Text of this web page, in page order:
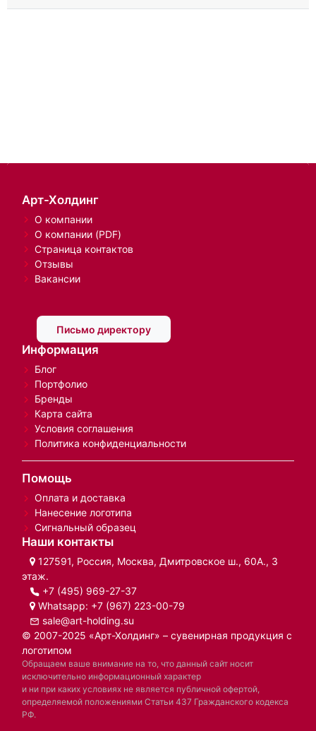
Арт-Холдинг
О компании
О компании (PDF)
Страница контактов
Отзывы
Вакансии
Письмо директору
Информация
Блог
Портфолио
Бренды
Карта сайта
Условия соглашения
Политика конфиденциальности
Помощь
Оплата и доставка
Нанесение логотипа
Сигнальный образец
Наши контакты
127591, Россия, Москва, Дмитровское ш., 60А., 3
этаж.
+7 (495) 969-27-37
Whatsapp: +7 (967) 223-00-79
sale@art-holding.su
© 2007-2025 «Арт-Холдинг» – сувенирная продукция с
логотипом
Обращаем ваше внимание на то, что данный сайт носит
исключительно информационный характер
и ни при каких условиях не является публичной офертой,
определяемой положениями Статьи 437 Гражданского кодекса
РФ.